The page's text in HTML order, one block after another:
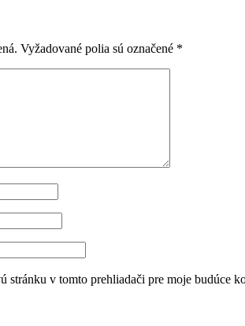
Vyžadované polia sú označené *
v tomto prehliadači pre moje budúce